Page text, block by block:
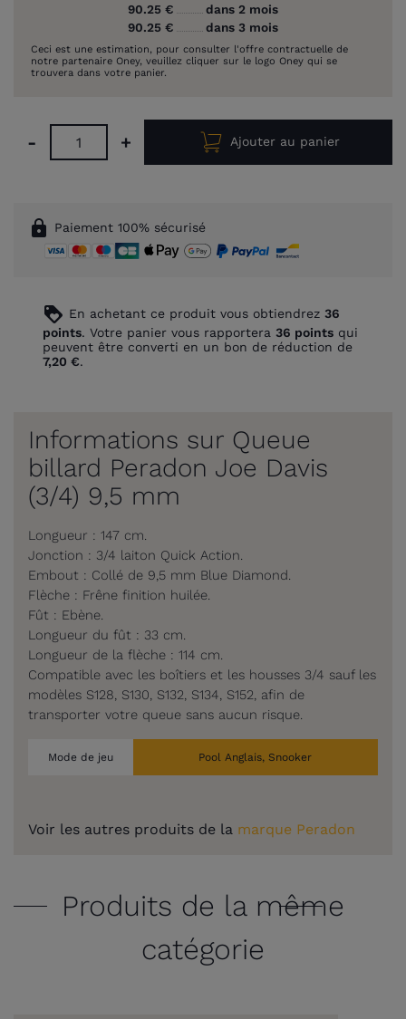
90.25 €
dans 2 mois
90.25 €
dans 3 mois
Ceci est une estimation, pour consulter l'offre contractuelle de
notre partenaire Oney, veuillez cliquer sur le logo Oney qui se
trouvera dans votre panier.
- + Ajouter au panier
lock Paiement 100% sécurisé
loyalty En achetant ce produit vous obtiendrez 36
points. Votre panier vous rapportera 36 points qui
peuvent être converti en un bon de réduction de
7,20 €.
Informations sur Queue
billard Peradon Joe Davis
(3/4) 9,5 mm
Longueur : 147 cm.
Jonction : 3/4 laiton Quick Action.
Embout : Collé de 9,5 mm Blue Diamond.
Flèche : Frêne finition huilée.
Fût : Ebène.
Longueur du fût : 33 cm.
Longueur de la flèche : 114 cm.
Compatible avec les boîtiers et les housses 3/4 sauf les
modèles S128, S130, S132, S134, S152, afin de
transporter votre queue sans aucun risque.
Mode de jeu Pool Anglais, Snooker
Voir les autres produits de la marque Peradon
Produits de la même
catégorie